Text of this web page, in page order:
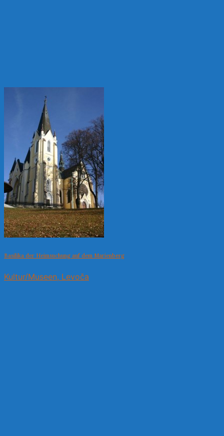
Basilika der Heimsuchung auf dem Marienberg
Kultur/Museen, Levoča